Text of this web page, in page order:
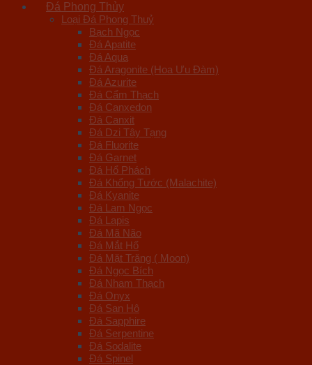
Đá Phong Thủy
Loại Đá Phong Thuỷ
Bạch Ngọc
Đá Apatite
Đá Aqua
Đá Aragonite (Hoa Ưu Đàm)
Đá Azurite
Đá Cẩm Thạch
Đá Canxedon
Đá Canxit
Đá Dzi Tây Tạng
Đá Fluorite
Đá Garnet
Đá Hổ Phách
Đá Khổng Tước (Malachite)
Đá Kyanite
Đá Lam Ngọc
Đá Lapis
Đá Mã Não
Đá Mắt Hổ
Đá Mặt Trăng ( Moon)
Đá Ngọc Bích
Đá Nham Thạch
Đá Onyx
Đá San Hô
Đá Sapphire
Đá Serpentine
Đá Sodalite
Đá Spinel